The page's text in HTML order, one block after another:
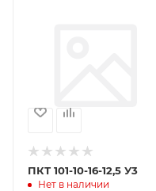
ПКТ 101-10-16-12,5 У3
Нет в наличии